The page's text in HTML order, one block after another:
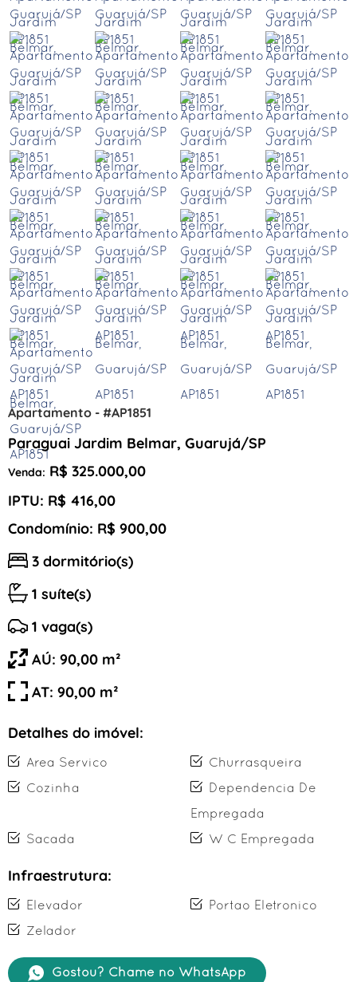
Apartamento - #AP1851
Paraguai Jardim Belmar, Guarujá/SP
Venda: R$ 325.000,00
IPTU: R$ 416,00
Condomínio: R$ 900,00
3 dormitório(s)
1 suíte(s)
1 vaga(s)
AÚ: 90,00 m²
AT: 90,00 m²
Detalhes do imóvel:
Area Servico Churrasqueira
Cozinha Dependencia De
Empregada
Sacada W C Empregada
Infraestrutura:
Elevador Portao Eletronico
Zelador
Gostou? Chame no WhatsApp